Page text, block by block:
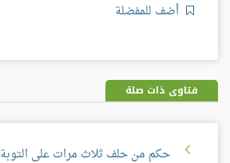
أضف للمفضلة
فتاوى ذات صلة
حكم من حلف ثلاث مرات على التوبة